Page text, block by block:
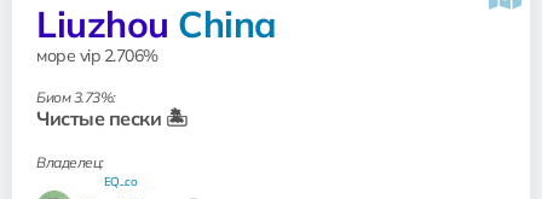
Liuzhou China
море vip 2.706%
Биом 3.73%:
Чистые пески 🏝️
Владелец:
EQ...co